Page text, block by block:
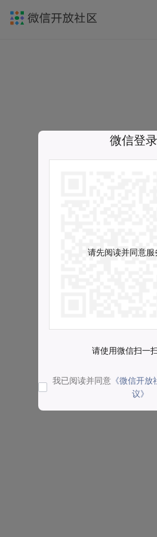
微信登录
请先阅读并同意服
请使用微信扫一
我已阅读并同意 《微信开
议》